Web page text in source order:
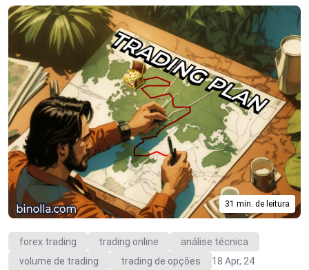
31 min. de leitura
forex trading trading online
análise técnica
volume de trading
trading de opções 18 Apr, 24